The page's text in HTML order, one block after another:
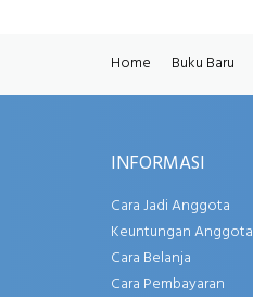
Home Buku Baru
INFORMASI
Cara Jadi Anggota
Keuntungan Anggota
Cara Belanja
Cara Pembayaran